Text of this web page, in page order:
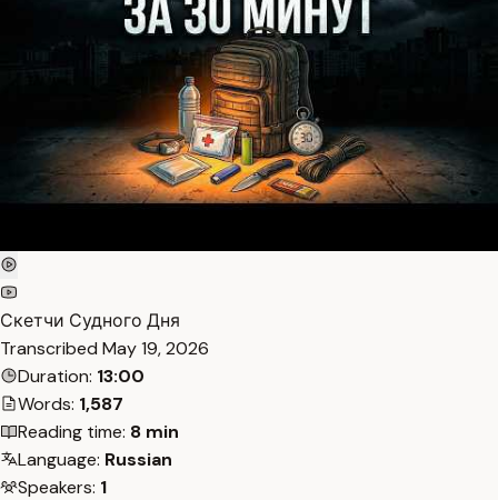
Скетчи Судного Дня
Transcribed May 19, 2026
Duration: 13:00
Words: 1,587
Reading time: 8 min
Language: Russian
Speakers: 1